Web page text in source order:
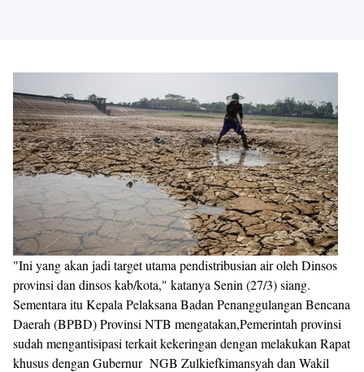
"Ini yang akan jadi target utama pendistribusian air oleh Dinsos
provinsi dan dinsos kab/kota," katanya Senin (27/3) siang.
Sementara itu Kepala Pelaksana Badan Penanggulangan Bencana
Daerah (BPBD) Provinsi NTB mengatakan,Pemerintah provinsi
sudah mengantisipasi terkait kekeringan dengan melakukan Rapat
khusus dengan Gubernur NGB Zulkiefkimansyah dan Wakil